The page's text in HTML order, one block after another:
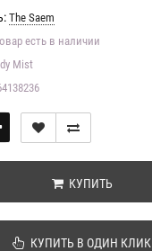
The Saem
есть в наличии
Mist
КУПИТЬ
КУПИТЬ В ОДИН КЛИК